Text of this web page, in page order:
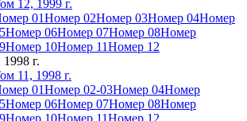
12, 1999 г.
01Номер 02Номер 03Номер 04Номер
Номер 06Номер 07Номер 08Номер
Номер 10Номер 11Номер 12
г.
11, 1998 г.
01Номер 02-03Номер 04Номер
Номер 06Номер 07Номер 08Номер
Номер 10Номер 11Номер 12